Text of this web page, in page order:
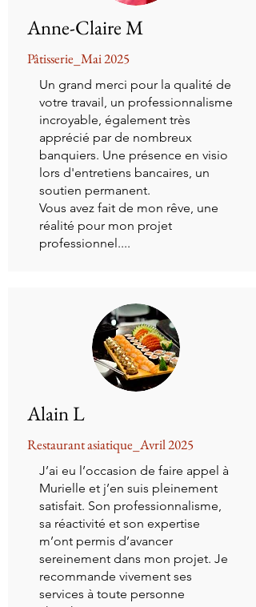
Anne-Claire M
Pâtisserie_Mai 2025
Un grand merci pour la qualité de
votre travail, un professionnalisme
incroyable, également très
apprécié par de nombreux
banquiers. Une présence en visio
lors d'entretiens bancaires, un
soutien permanent.
Vous avez fait de mon rêve, une
réalité pour mon projet
professionnel....
Alain L
Restaurant asiatique_Avril 2025
J’ai eu l’occasion de faire appel à
Murielle et j’en suis pleinement
satisfait. Son professionnalisme,
sa réactivité et son expertise
m’ont permis d’avancer
sereinement dans mon projet. Je
recommande vivement ses
services à toute personne